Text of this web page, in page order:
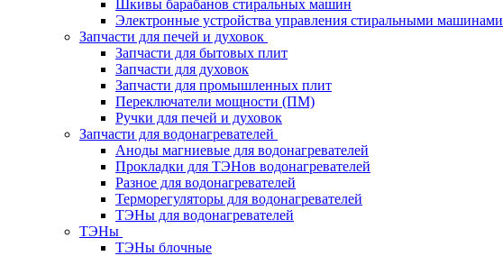
Шкивы барабанов стиральных машин
Электронные устройства управления стиральными машинами
Запчасти для печей и духовок
Запчасти для бытовых плит
Запчасти для духовок
Запчасти для промышленных плит
Переключатели мощности (ПМ)
Ручки для печей и духовок
Запчасти для водонагревателей
Аноды магниевые для водонагревателей
Прокладки для ТЭНов водонагревателей
Разное для водонагревателей
Терморегуляторы для водонагревателей
ТЭНы для водонагревателей
ТЭНы
ТЭНы блочные